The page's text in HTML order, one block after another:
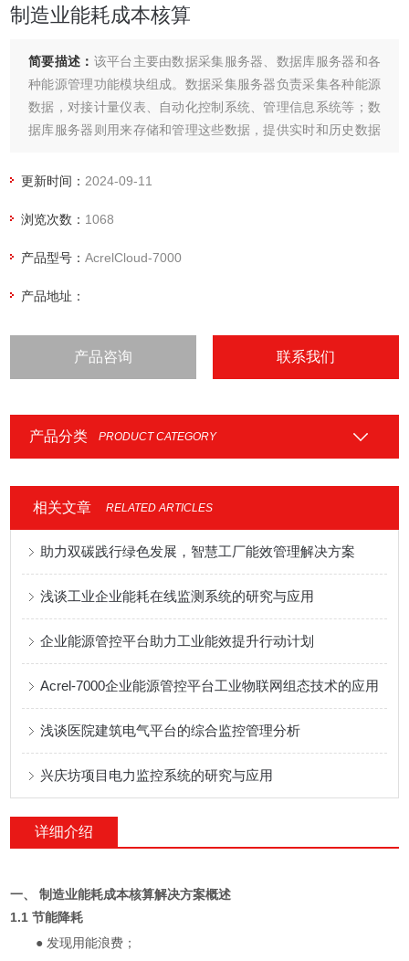
制造业能耗成本核算
简要描述： 该平台主要由数据采集服务器、数据库服务器和各
种能源管理功能模块组成。数据采集服务器负责采集各种能源
数据，对接计量仪表、自动化控制系统、管理信息系统等；数
据库服务器则用来存储和管理这些数据，提供实时和历史数据
类型和需求，提供相应的管理功能，例如能耗统计、能效分
更新时间： 2024-09-11
浏览次数： 1068
产品型号：AcrelCloud-7000
产品地址：
产品咨询 联系我们
产品分类 PRODUCT CATEGORY
相关文章 RELATED ARTICLES
助力双碳践行绿色发展，智慧工厂能效管理解决方案
浅谈工业企业能耗在线监测系统的研究与应用
企业能源管控平台助力工业能效提升行动计划
Acrel-7000企业能源管控平台工业物联网组态技术的应用
浅谈医院建筑电气平台的综合监控管理分析
兴庆坊项目电力监控系统的研究与应用
详细介绍
一、 制造业能耗成本核算解决方案概述
1.1 节能降耗
● 发现用能浪费；